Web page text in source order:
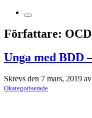
Författare:
Unga med BDD
Skrevs den 7 mars, 2019 av
Okategoriserade